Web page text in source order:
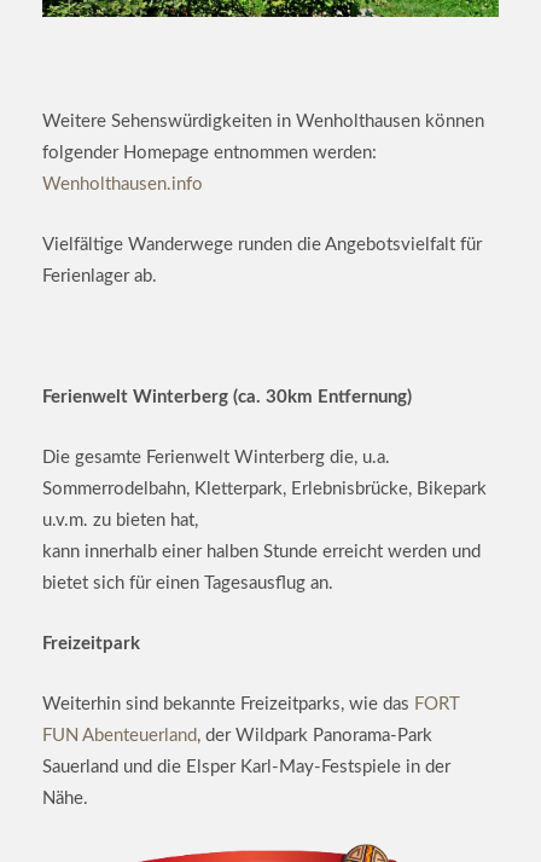
Weitere Sehenswürdigkeiten in Wenholthausen können
folgender Homepage entnommen werden:
Wenholthausen.info
Vielfältige Wanderwege runden die Angebotsvielfalt für
Ferienlager ab.
Ferienwelt Winterberg (ca. 30km Entfernung)
Die gesamte Ferienwelt Winterberg die, u.a.
Sommerrodelbahn, Kletterpark, Erlebnisbrücke, Bikepark
u.v.m. zu bieten hat,
kann innerhalb einer halben Stunde erreicht werden und
bietet sich für einen Tagesausflug an.
Freizeitpark
Weiterhin sind bekannte Freizeitparks, wie das FORT
FUN Abenteuerland , der Wildpark Panorama-Park
Sauerland und die Elsper Karl-May-Festspiele in der
Nähe.